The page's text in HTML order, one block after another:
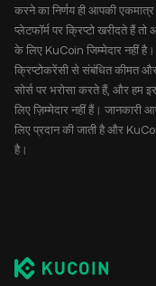
करने का निर्णय ही आपकी
प्लेटफॉर्म पर क्रिप्टो खरीदते हैं
के लिए KuCoin जिम्मेदार नहीं
क्रिप्टोकरेंसी से संबंधित कीमत
सोर्स पर भरोसा करते हैं, और हम
लिए ज़िम्मेदार नहीं हैं। जानकारी
लिए प्रदान की जाती है और
है।